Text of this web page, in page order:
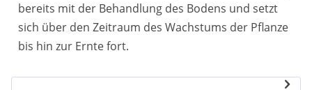
bereits mit der Behandlung des Bodens und setzt
sich über den Zeitraum des Wachstums der Pflanze
bis hin zur Ernte fort.